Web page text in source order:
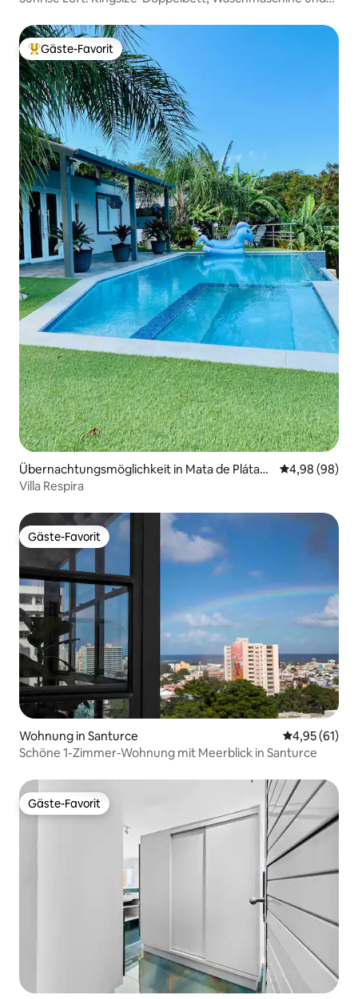
Beliebter Gäste-Favorit.
Gäste-Favorit
Übernachtungsmöglichkeit in Mata de Plátan
o
4,98 (98)
Villa Respira
Gäste-Favorit
Gäste-Favorit
Wohnung in Santurce
4,95 (61)
Schöne 1-Zimmer-Wohnung mit Meerblick in Santurce
Gäste-Favorit
Gäste-Favorit